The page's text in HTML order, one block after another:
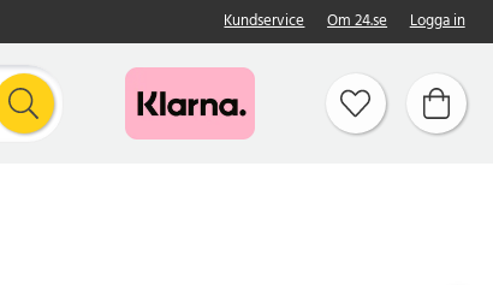
Kundservice Om 24.se Logga in